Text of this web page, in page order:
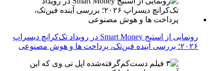
رونمایی از استیج Smart Money در رویداد تک‌کرانچ دیسراپ
۲۰۲۶؛ بررسی آینده فین‌تک، پرداخت‌ ها و هوش مصنوعی